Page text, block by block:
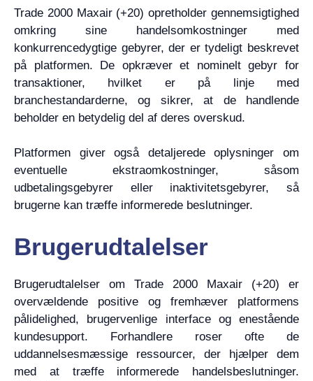
Trade 2000 Maxair (+20) opretholder gennemsigtighed
omkring sine handelsomkostninger med
konkurrencedygtige gebyrer, der er tydeligt beskrevet
på platformen. De opkræver et nominelt gebyr for
transaktioner, hvilket er på linje med
branchestandarderne, og sikrer, at de handlende
beholder en betydelig del af deres overskud.
Platformen giver også detaljerede oplysninger om
eventuelle ekstraomkostninger, såsom
udbetalingsgebyrer eller inaktivitetsgebyrer, så
brugerne kan træffe informerede beslutninger.
Brugerudtalelser
Brugerudtalelser om Trade 2000 Maxair (+20) er
overvældende positive og fremhæver platformens
pålidelighed, brugervenlige interface og enestående
kundesupport. Forhandlere roser ofte de
uddannelsesmæssige ressourcer, der hjælper dem
med at træffe informerede handelsbeslutninger.